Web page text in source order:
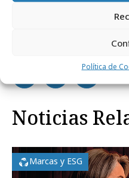
Política de
Noticias
Marcas y ESG